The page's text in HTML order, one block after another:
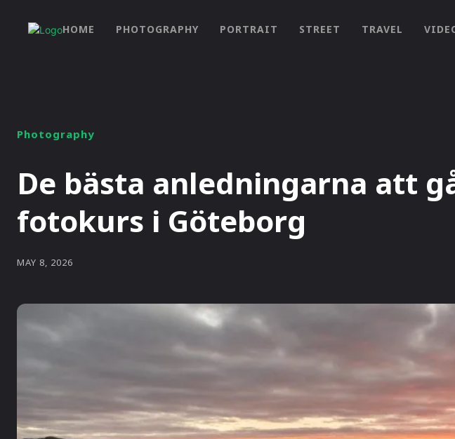
HOME PHOTOGRAPHY PORTRAIT STREET TRAVEL
Photography
De bästa anledningarna att
fotokurs i Göteborg
MAY 8, 2026